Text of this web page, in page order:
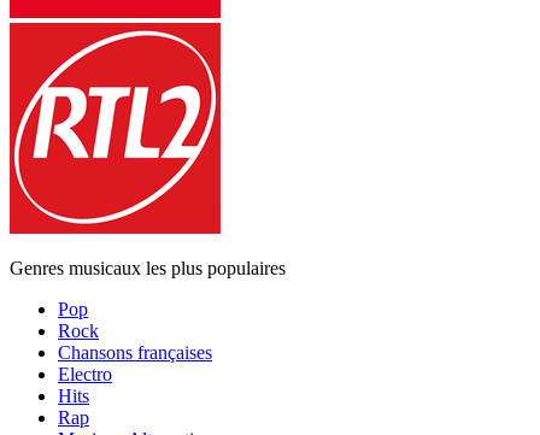
Genres musicaux les plus populaires
Pop
Rock
Chansons françaises
Electro
Hits
Rap